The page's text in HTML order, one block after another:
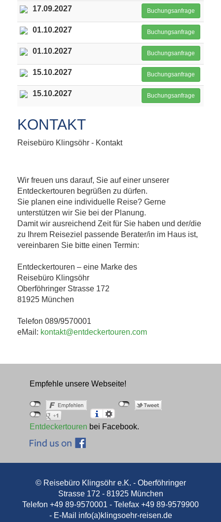
17.09.2027 Buchungsanfrage
01.10.2027 Buchungsanfrage
01.10.2027 Buchungsanfrage
15.10.2027 Buchungsanfrage
15.10.2027 Buchungsanfrage
KONTAKT
Reisebüro Klingsöhr - Kontakt
Wir freuen uns darauf, Sie auf einer unserer
Entdeckertouren begrüßen zu dürfen.
Sie planen eine individuelle Reise? Gerne
unterstützen wir Sie bei der Planung.
Damit wir ausreichend Zeit für Sie haben und der/die
zu Ihrem Reiseziel passende Berater/in im Haus ist,
vereinbaren Sie bitte einen Termin:
Entdeckertouren – eine Marke des
Reisebüro Klingsöhr
Oberföhringer Strasse 172
81925 München
Telefon 089/9570001
eMail: kontakt@entdeckertouren.com
Empfehle unsere Webseite!
Entdeckertouren bei Facebook.
© Reisebüro Klingsöhr e.K. - Oberföhringer
Strasse 172 - 81925 München
Telefon +49 89-9570001 - Telefax +49 89-9579900
- E-Mail info(a)klingsoehr-reisen.de